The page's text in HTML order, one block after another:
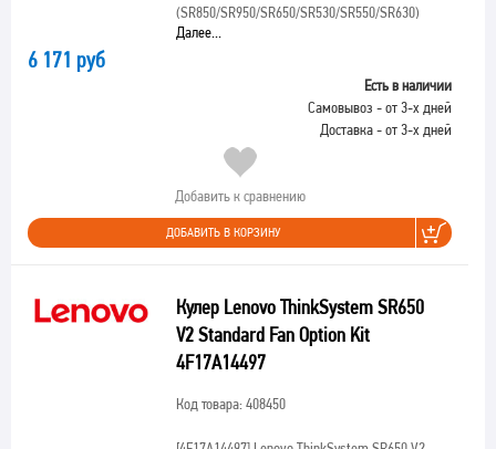
(SR850/SR950/SR650/SR530/SR550/SR630)
Далее...
6 171 руб
Есть в наличии
Самовывоз - от 3-х дней
Доставка - от 3-х дней
Добавить к сравнению
ДОБАВИТЬ В КОРЗИНУ
Кулер Lenovo ThinkSystem SR650
V2 Standard Fan Option Kit
4F17A14497
Код товара: 408450